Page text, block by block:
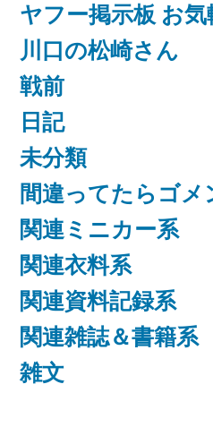
ヤフー掲示板 お
川口の松崎さん
戦前
日記
未分類
間違ってたらゴメ
関連ミニカー系
関連衣料系
関連資料記録系
関連雑誌＆書籍系
雑文